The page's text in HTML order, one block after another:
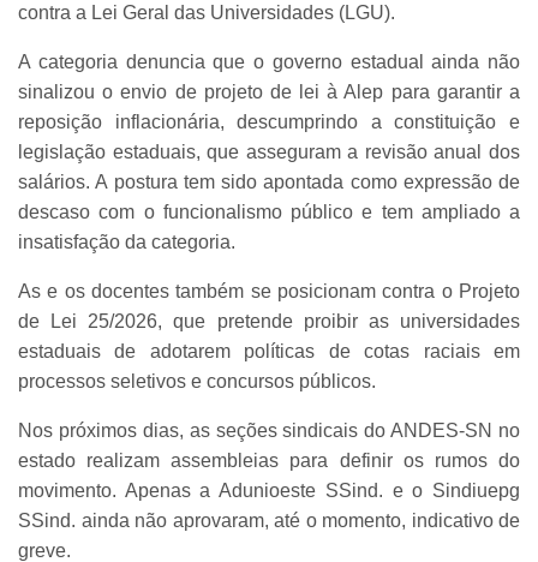
contra a Lei Geral das Universidades (LGU).
A categoria denuncia que o governo estadual ainda não
sinalizou o envio de projeto de lei à Alep para garantir a
reposição inflacionária, descumprindo a constituição e
legislação estaduais, que asseguram a revisão anual dos
salários. A postura tem sido apontada como expressão de
descaso com o funcionalismo público e tem ampliado a
insatisfação da categoria.
As e os docentes também se posicionam contra o Projeto
de Lei 25/2026, que pretende proibir as universidades
estaduais de adotarem políticas de cotas raciais em
processos seletivos e concursos públicos.
Nos próximos dias, as seções sindicais do ANDES-SN no
estado realizam assembleias para definir os rumos do
movimento. Apenas a Adunioeste SSind. e o Sindiuepg
SSind. ainda não aprovaram, até o momento, indicativo de
greve.